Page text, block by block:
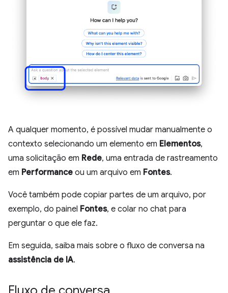
A qualquer momento, é possível mudar manualmente o
contexto selecionando um elemento em Elementos,
uma solicitação em Rede, uma entrada de rastreamento
em Performance ou um arquivo em Fontes.
Você também pode copiar partes de um arquivo, por
exemplo, do painel Fontes, e colar no chat para
perguntar o que ele faz.
Em seguida, saiba mais sobre o fluxo de conversa na
assistência de IA.